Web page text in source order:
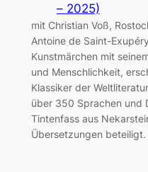
– 2025)
mit Christian Voß,
Antoine de Saint-
Kunstmärchen mit
und Menschlichkeit,
Klassiker der
über 350 Sprachen und
Tintenfass aus
Übersetzungen